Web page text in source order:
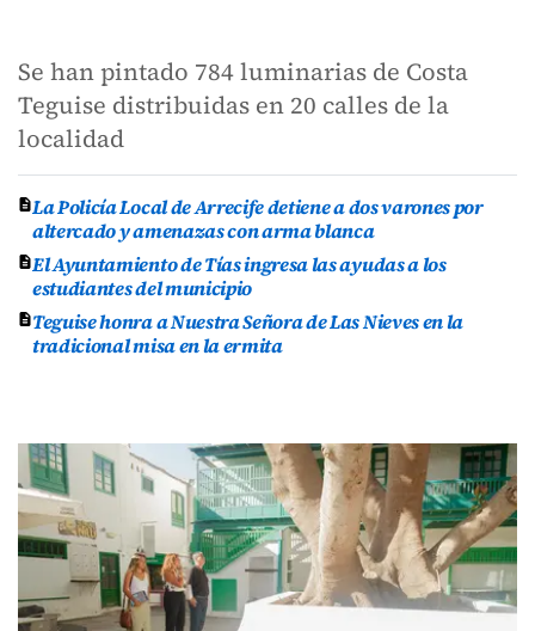
Se han pintado 784 luminarias de Costa
Teguise distribuidas en 20 calles de la
localidad
La Policía Local de Arrecife detiene a dos varones por
altercado y amenazas con arma blanca
El Ayuntamiento de Tías ingresa las ayudas a los
estudiantes del municipio
Teguise honra a Nuestra Señora de Las Nieves en la
tradicional misa en la ermita